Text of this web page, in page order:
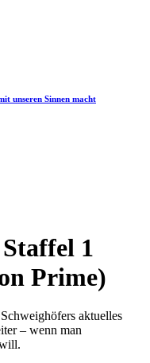
unseren Sinnen macht
1
Prime)
aktuelles
– wenn man